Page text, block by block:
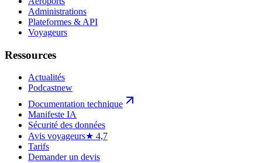
Administrations
Plateformes & API
Voyageurs
Ressources
Actualités
Podcastnew
Documentation technique
Manifeste IA
Sécurité des données
Avis voyageurs★ 4,7
Tarifs
Demander un devis